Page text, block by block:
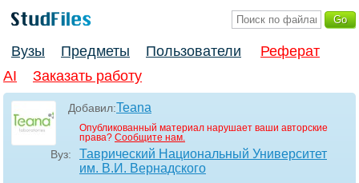
Вузы Предметы Пользователи
Реферат
AI
Заказать работу
Добавил:Teana
Опубликованный материал нарушает ваши авторские
права? Сообщите нам.
Вуз:
Таврический Национальный Университет
им. В.И. Вернадского